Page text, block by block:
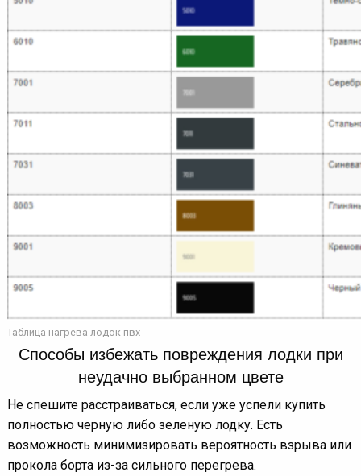
Таблица нагрева лодок пвх
Способы избежать повреждения лодки при
неудачно выбранном цвете
Не спешите расстраиваться, если уже успели купить
полностью черную либо зеленую лодку. Есть
возможность минимизировать вероятность взрыва или
прокола борта из-за сильного перегрева.